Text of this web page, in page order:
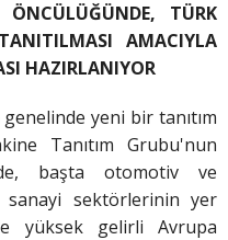
TÜRK
AMACIYLA
HAZIRLANIYOR
yeni bir tanıtım
Tanıtım Grubu'nun
başta otomotiv ve
sektörlerinin yer
yüksek gelirli Avrupa